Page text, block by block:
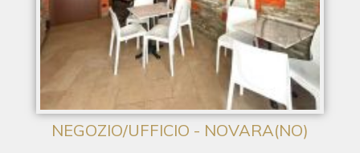
NEGOZIO/UFFICIO - NOVARA(NO)